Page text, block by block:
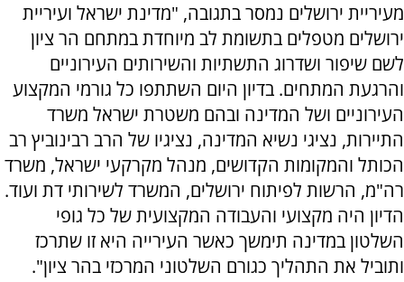
מעיריית ירושלים נמסר בתגובה, "מדינת ישראל ועיריית
ירושלים מטפלים בתשומת לב מיוחדת במתחם הר ציון
לשם שיפור ושדרוג התשתיות והשירותים העירוניים
והרגעת המתחים. בדיון היום השתתפו כל גורמי המקצוע
העירוניים ושל המדינה ובהם משטרת ישראל משרד
התיירות, נציגי נשיא המדינה, נציגיו של הרב רבינוביץ רב
הכותל והמקומות הקדושים, מנהל מקרקעי ישראל, משרד
רה"מ, הרשות לפיתוח ירושלים, המשרד לשירותי דת ועוד.
הדיון היה מקצועי והעבודה המקצועית של כל גופי
השלטון במדינה תימשך כאשר העירייה היא זו שתרכז
ותוביל את התהליך כגורם השלטוני המרכזי בהר ציון".